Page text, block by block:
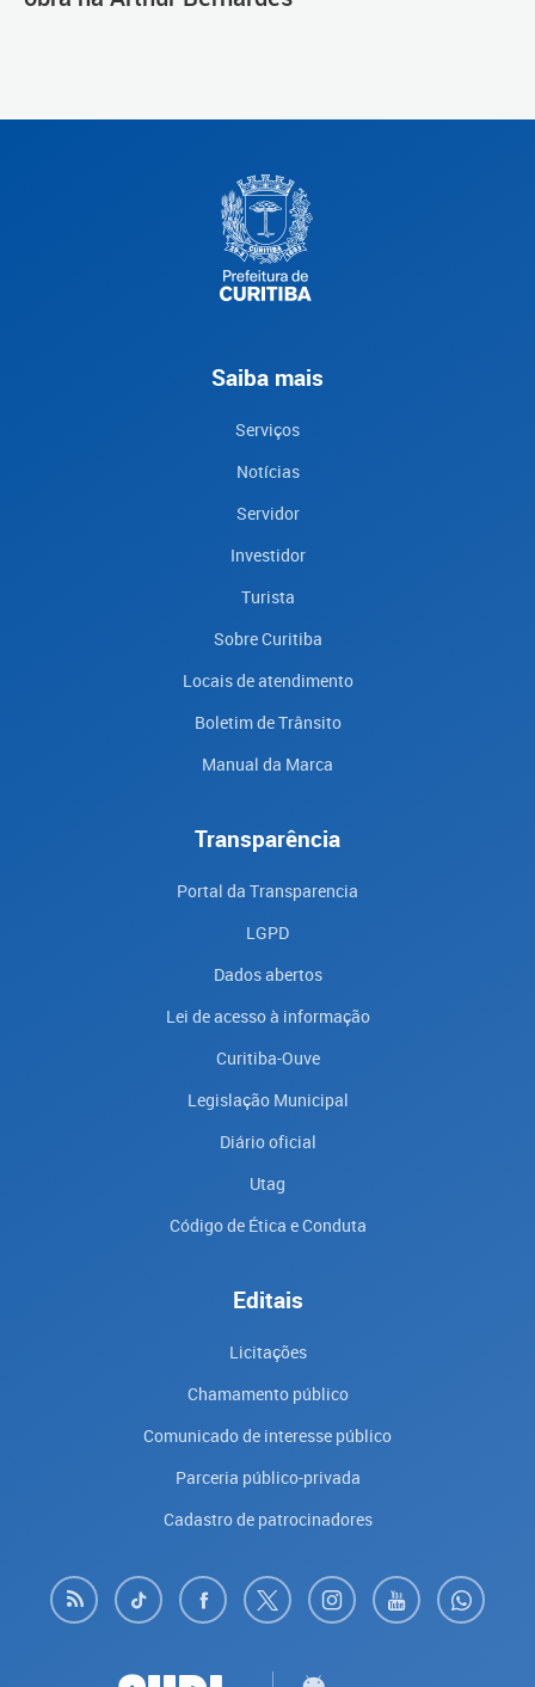
Saiba mais
Serviços
Notícias
Servidor
Investidor
Turista
Sobre Curitiba
Locais de atendimento
Boletim de Trânsito
Manual da Marca
Transparência
Portal da Transparencia
LGPD
Dados abertos
Lei de acesso à informação
Curitiba-Ouve
Legislação Municipal
Diário oficial
Utag
Código de Ética e Conduta
Editais
Licitações
Chamamento público
Comunicado de interesse público
Parceria público-privada
Cadastro de patrocinadores